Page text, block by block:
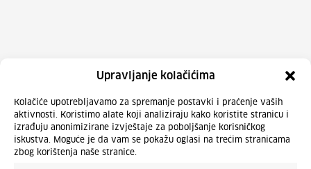
Upravljanje kolačićima
Kolačiće upotrebljavamo za spremanje postavki i praćenje vaših
aktivnosti. Koristimo alate koji analiziraju kako koristite stranicu i
izrađuju anonimizirane izvještaje za poboljšanje korisničkog
iskustva. Moguće je da vam se pokažu oglasi na trećim stranicama
zbog korištenja naše stranice.